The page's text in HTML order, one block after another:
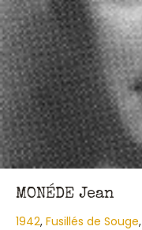
MONÉDE Jean
1942, Fusillés de Souge,